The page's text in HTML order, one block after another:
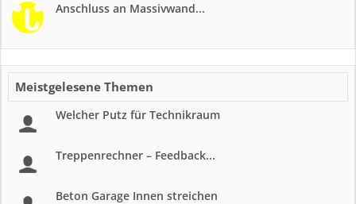
Anschluss an Massivwand...
Meistgelesene Themen
Welcher Putz für Technikraum
Treppenrechner – Feedback...
Beton Garage Innen streichen